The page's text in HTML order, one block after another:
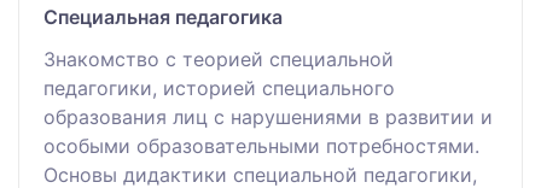
Специальная педагогика
Знакомство с теорией специальной
педагогики, историей специального
образования лиц с нарушениями в развитии и
особыми образовательными потребностями.
Основы дидактики специальной педагогики,